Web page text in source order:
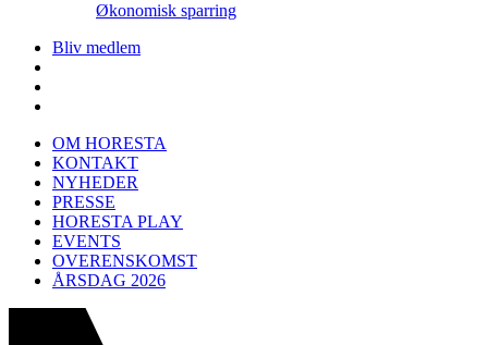
Økonomisk sparring
Bliv medlem
OM HORESTA
KONTAKT
NYHEDER
PRESSE
HORESTA PLAY
EVENTS
OVERENSKOMST
ÅRSDAG 2026